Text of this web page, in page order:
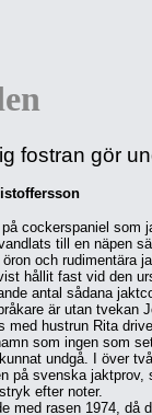
fostran gör
på cockerspaniel som
till en näpen
och rudimentära
hållit fast vid den
antal sådana
är utan tvekan
med hustrun Rita
som ingen som
undgå. I över
på svenska jaktprov,
efter noter.
med rasen 1974, då